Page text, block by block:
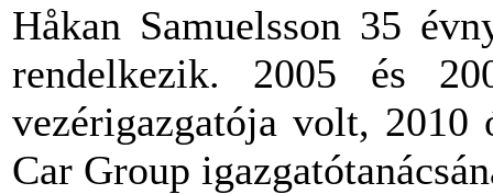
Håkan Samuelsson 35
rendelkezik. 2005 és
vezérigazgatója volt,
Car Group